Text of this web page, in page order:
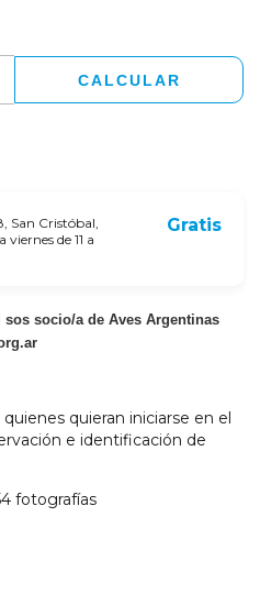
CALCULAR
San Cristóbal,
de 11 a
Gratis
socio/a de Aves Argentinas
quieran iniciarse en el
e identificación de
fotografías